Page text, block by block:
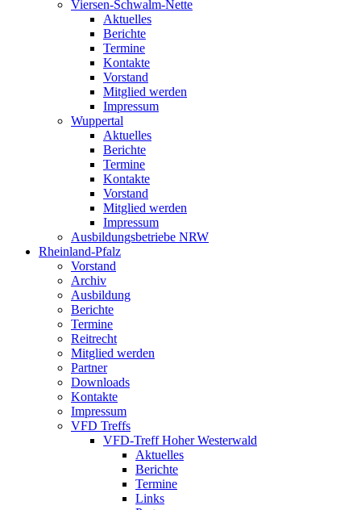
Viersen-Schwalm-Nette
Aktuelles
Berichte
Termine
Kontakte
Vorstand
Mitglied werden
Impressum
Wuppertal
Aktuelles
Berichte
Termine
Kontakte
Vorstand
Mitglied werden
Impressum
Ausbildungsbetriebe NRW
Rheinland-Pfalz
Vorstand
Archiv
Ausbildung
Berichte
Termine
Reitrecht
Mitglied werden
Partner
Downloads
Kontakte
Impressum
VFD Treffs
VFD-Treff Hoher Westerwald
Aktuelles
Berichte
Termine
Links